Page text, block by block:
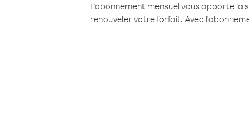
L'abonnement mensuel vous apporte la
renouveler votre forfait. Avec